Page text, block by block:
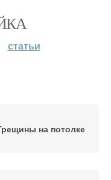
статьи
на потолке